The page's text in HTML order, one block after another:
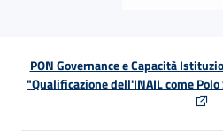
PON Governance e Capacità
"Qualificazione dell'INAIL come